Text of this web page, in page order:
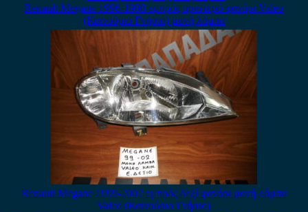
Renault Megane 1996-1998 εμπρός αριστερό φανάρι Valeo
(Καινούριο Γνήσιο) μονή λάμπα
Renault Megane 1999-2002 εμπρός δεξί φανάρι μονή λάμπα
Valeo (Καινούριο Γνήσιο)